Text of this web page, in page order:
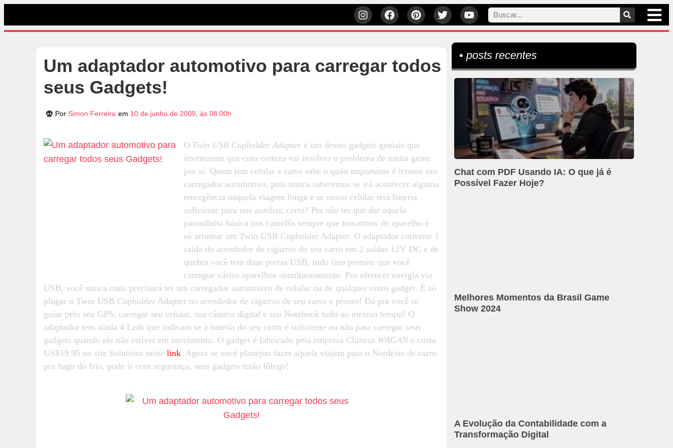
Um adaptador automotivo para carregar todos
seus Gadgets!
Por Simon Ferreira em 10 de junho de 2009, às 08:00h
O Twin USB Cupholder Adapter é um destes gadgets geniais que
inventaram que com certeza vai resolver o problema de muita gente
por aí. Quem tem celular e carro sabe o quão importante é termos um
carregador automotivo, pois nunca saberemos se irá acontecer alguma
emergência naquela viagem longa e se nosso celular terá bateria
suficiente para nos auxiliar, certo? Pra não ter que dar aquela
passadinha básica nos camelôs sempre que trocarmos de aparelho é
só arrumar um Twin USB Cupholder Adapter. O adaptador converte 1
saída do acendedor de cigarros do seu carro em 2 saídas 12V DC e de
quebra você tem duas portas USB, tudo isso permite que você
carregue vários aparelhos simultaneamente. Por oferecer energia via
USB, você nunca mais precisará ter um carregador automotivo de celular ou de qualquer outro gadget. É só
plugar o Twin USB Cupholder Adapter no acendedor de cigarros de seu carro e pronto! Dá pra você se
guiar pelo seu GPS, carregar seu celular, sua câmera digital e seu Notebook tudo ao mesmo tempo! O
adaptador tem ainda 4 Leds que indicam se a bateria do seu carro é suficiente ou não para carregar seus
gadgets quando ele não estiver em movimento. O gadget é fabricado pela empresa Chinesa WAGAN e custa
US$19.95 no site Solutions neste link. Agora se você planejou fazer aquela viajem para o Nordeste de carro
pra fugir do frio, pode ir com segurança, seus gadgets terão fôlego!
• posts recentes
Chat com PDF Usando IA: O que já é
Possível Fazer Hoje?
Melhores Momentos da Brasil Game
Show 2024
A Evolução da Contabilidade com a
Transformação Digital